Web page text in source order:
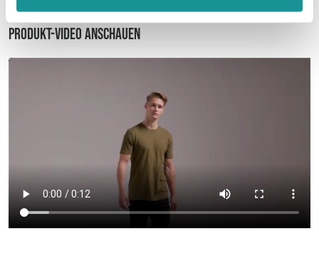
Produkt-Video anschauen